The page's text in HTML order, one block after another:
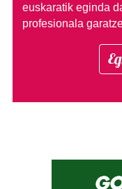
euskaratik eginda
profesionala